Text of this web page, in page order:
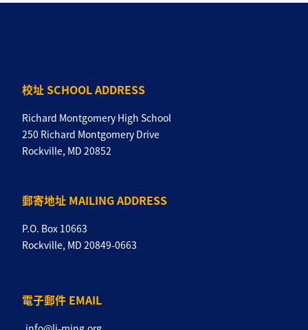
校址 SCHOOL ADDRESS
Richard Montgomery High School
250 Richard Montgomery Drive
Rockville, MD 20852
郵寄地址 MAILING ADDRESS
P.O. Box 10663
Rockville, MD 20849-0663
電子郵件 EMAIL